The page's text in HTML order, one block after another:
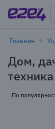
Главная
Дом,
По